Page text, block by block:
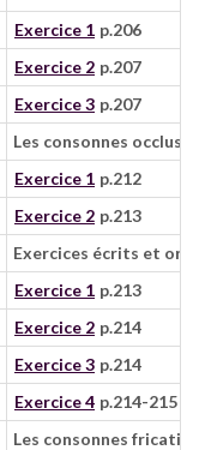
Exercice 1 p.206
Exercice 2 p.207
Exercice 3 p.207
Les consonnes
Exercice 1 p.212
Exercice 2 p.213
Exercices écrits et
Exercice 1 p.213
Exercice 2 p.214
Exercice 3 p.214
Exercice 4 p.214-215
Les consonnes